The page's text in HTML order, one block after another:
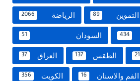
التموين 89 الرياضة 2066
434 السودان 51
21 الطقس 137 العراق 37
الفم والاسنان 16 الكويت 356